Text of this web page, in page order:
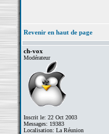
Revenir en haut de page
ch-vox
Modérateur
Inscrit le: 22 Oct 2003
Messages: 19383
Localisation: La Réunion